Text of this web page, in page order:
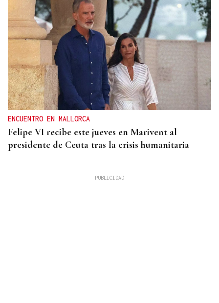
ENCUENTRO EN MALLORCA
Felipe VI recibe este jueves en Marivent al
presidente de Ceuta tras la crisis humanitaria